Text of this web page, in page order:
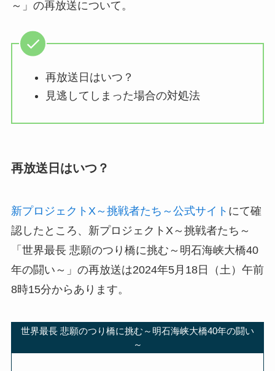
～」の再放送について。
再放送日はいつ？
見逃してしまった場合の対処法
再放送日はいつ？
新プロジェクトX～挑戦者たち～公式サイト にて確
認したところ、新プロジェクトX～挑戦者たち～
「世界最長 悲願のつり橋に挑む～明石海峡大橋40
年の闘い～」の再放送は2024年5月18日（土）午前
8時15分からあります。
世界最長 悲願のつり橋に挑む～明石海峡大橋40年の闘い
～